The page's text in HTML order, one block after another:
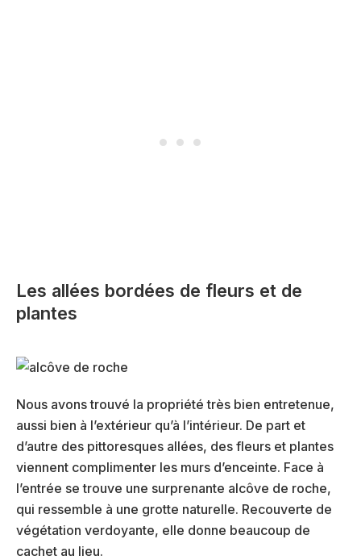
Les allées bordées de fleurs et de
plantes
Nous avons trouvé la propriété très bien entretenue,
aussi bien à l’extérieur qu’à l’intérieur. De part et
d’autre des pittoresques allées, des fleurs et plantes
viennent complimenter les murs d’enceinte. Face à
l’entrée se trouve une surprenante alcôve de roche,
qui ressemble à une grotte naturelle. Recouverte de
végétation verdoyante, elle donne beaucoup de
cachet au lieu.